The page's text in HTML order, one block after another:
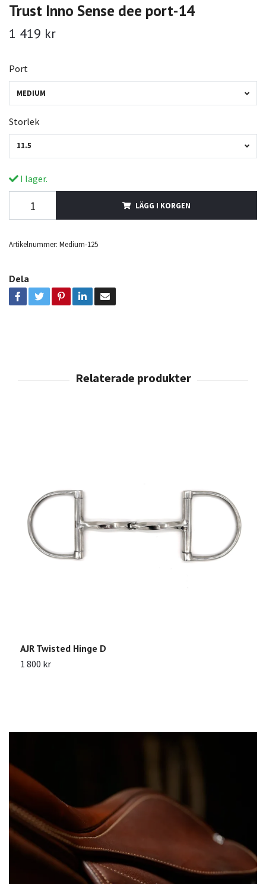
Trust Inno Sense dee port-14
1 419 kr
Port
MEDIUM
Storlek
11.5
I lager.
LÄGG I KORGEN
Artikelnummer: Medium-125
Dela
AJR Twisted Hinge D
1 800 kr